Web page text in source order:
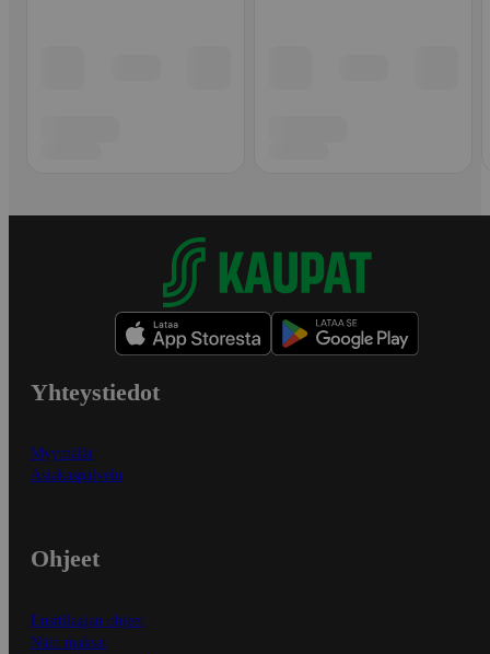
Yhteystiedot
Myymälät
Asiakaspalvelu
Ohjeet
Ensitilaajan ohjeet
Näin maksat